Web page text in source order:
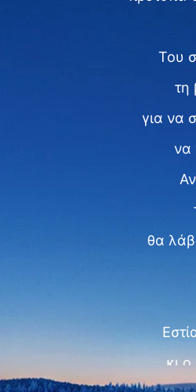
Του
τη
για να
να
θα
κι